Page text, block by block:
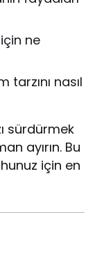
ne
tarzını nasıl
sürdürmek
ayırın. Bu
için en